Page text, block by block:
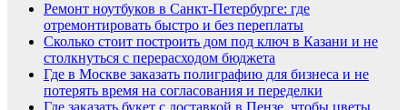
Ремонт ноутбуков в Санкт-Петербурге: где
отремонтировать быстро и без переплаты
Сколько стоит построить дом под ключ в Казани и не
столкнуться с перерасходом бюджета
Где в Москве заказать полиграфию для бизнеса и не
потерять время на согласования и переделки
Где заказать букет с доставкой в Пензе, чтобы цветы